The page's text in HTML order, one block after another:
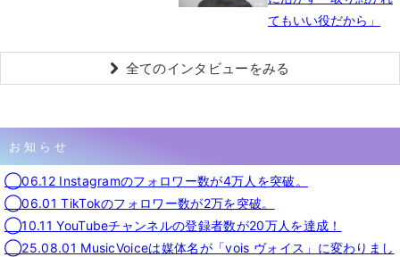
てもいい役だから」
全てのインタビューをみる
お知らせ
◯06.12 Instagramのフォロワー数が4万人を突破。
◯06.01 TikTokのフォロワー数が2万を突破。
◯10.11 YouTubeチャンネルの登録者数が20万人を達成！
◯25.08.01 MusicVoiceは媒体名が「vois ヴォイス」に変わりまし